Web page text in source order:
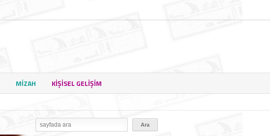
MIZAH KIŞISEL GELIŞIM